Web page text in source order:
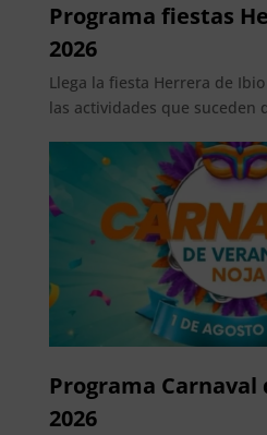
Programa fiestas
2026
Llega la fiesta Herrera de
las actividades que suceden
Programa Carnaval
2026